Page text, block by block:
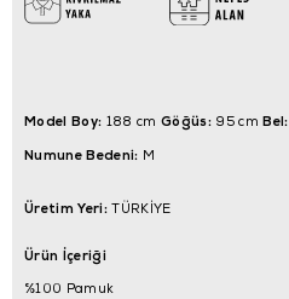
Model Boy: 188 cm Göğüs:95 cmBel:
Numune Bedeni: M
Üretim Yeri:TÜRKİYE
Ürün İçeriği
%100 Pamuk